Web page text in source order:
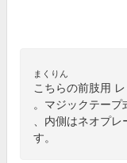
まくりん
こちらの前肢用
。マジックテー
、内側はネオプ
す。